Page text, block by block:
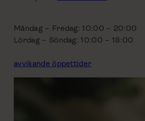
Måndag – Fredag: 10:00 – 20:00
Lördag – Söndag: 10:00 – 18:00
avvikande öppettider